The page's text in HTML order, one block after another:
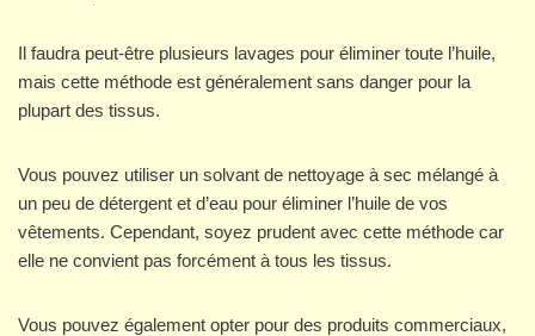
Il faudra peut-être plusieurs lavages pour éliminer toute l’huile,
mais cette méthode est généralement sans danger pour la
plupart des tissus.
Vous pouvez utiliser un solvant de nettoyage à sec mélangé à
un peu de détergent et d’eau pour éliminer l’huile de vos
vêtements. Cependant, soyez prudent avec cette méthode car
elle ne convient pas forcément à tous les tissus.
Vous pouvez également opter pour des produits commerciaux,